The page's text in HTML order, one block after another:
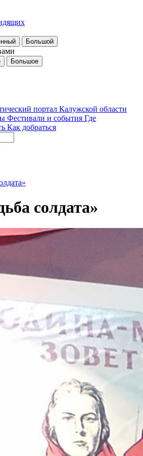
Большой
Большое
Фестивали и события Где
Как добраться
солдата»